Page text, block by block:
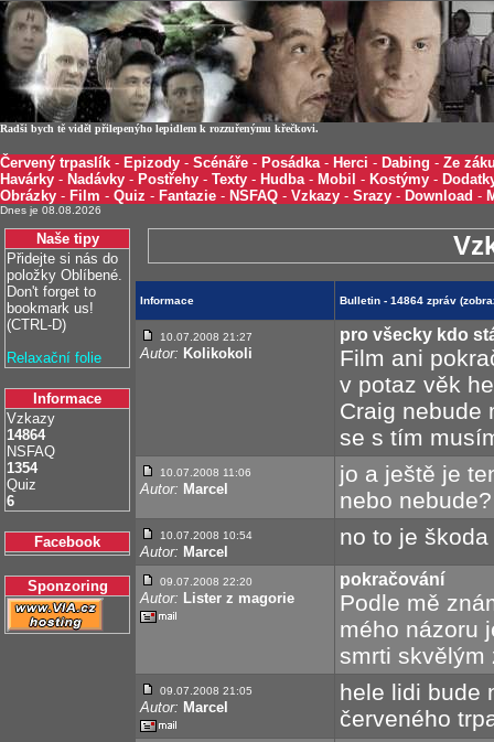
Radši bych tě viděl přilepenýho lepidlem k rozzuřenýmu křečkovi.
Červený trpaslík - Epizody - Scénáře - Posádka- Herci - Dabing - Ze
Havárky - Nadávky - Postřehy - Texty - Hudba- Mobil - Kostýmy -
Obrázky - Film - Quiz - Fantazie - NSFAQ - Vzkazy - Srazy - Download -
Dnes je 08.08.2026
Naše tipy
Přidejte si nás do
položky Oblíbené.
Don't forget to
bookmark us!
(CTRL-D)
Relaxační folie
Informace
Vzkazy
14864
NSFAQ
1354
Quiz
6
Facebook
Sponzoring
Informace Bulletin - 14864 zpráv
10.07.2008 21:27
Autor: Kolikokoli
pro všecky kdo
Film ani
v potaz věk
Craig nebude
se s tím
10.07.2008 11:06
Autor: Marcel
jo a ještě je
nebo nebude?
10.07.2008 10:54
Autor: Marcel
no to je
09.07.2008 22:20
Autor: Lister z magorie
pokračování
Podle mě
mého názoru
smrti skvělým
09.07.2008 21:05
Autor: Marcel
hele lidi bude
červeného